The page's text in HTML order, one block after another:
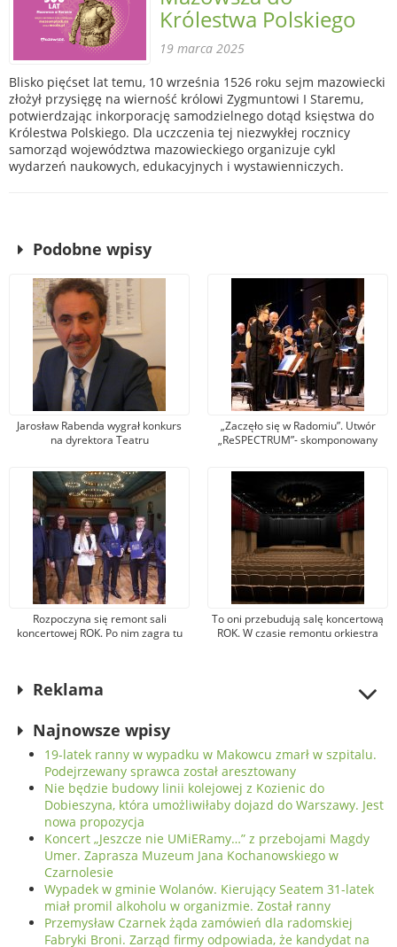
Królestwa Polskiego
19 marca 2025
Blisko pięćset lat temu, 10 września 1526 roku sejm mazowiecki
złożył przysięgę na wierność królowi Zygmuntowi I Staremu,
potwierdzając inkorporację samodzielnego dotąd księstwa do
Królestwa Polskiego. Dla uczczenia tej niezwykłej rocznicy
samorząd województwa mazowieckiego organizuje cykl
wydarzeń naukowych, edukacyjnych i wystawienniczych.
Podobne wpisy
Jarosław Rabenda wygrał konkurs
na dyrektora Teatru
radomskiej sceny
„Zaczęło się w Radomiu”. Utwór
„ReSPECTRUM”- skomponowany
wybrzmiał w sali koncertowej ROK
Rozpoczyna się remont sali
koncertowej ROK. Po nim zagra tu
To oni przebudują salę koncertową
ROK. W czasie remontu orkiestra
Reklama
Najnowsze wpisy
19-latek ranny w wypadku w Makowcu zmarł w szpitalu.
Podejrzewany sprawca został aresztowany
Nie będzie budowy linii kolejowej z Kozienic do
Dobieszyna, która umożliwiłaby dojazd do Warszawy. Jest
nowa propozycja
Koncert „Jeszcze nie UMiERamy…” z przebojami Magdy
Umer. Zaprasza Muzeum Jana Kochanowskiego w
Czarnolesie
Wypadek w gminie Wolanów. Kierujący Seatem 31-latek
miał promil alkoholu w organizmie. Został ranny
Przemysław Czarnek żąda zamówień dla radomskiej
Fabryki Broni. Zarząd firmy odpowiada, że kandydat na